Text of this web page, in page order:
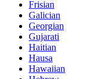
Frisian
Galician
Georgian
Gujarati
Haitian
Hausa
Hawaiian